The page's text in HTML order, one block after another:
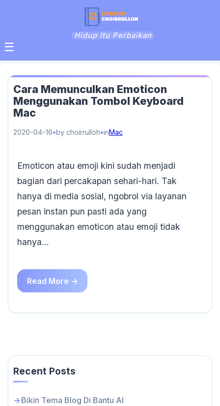
Hidup Itu Perbaikan
☰
Cara Memunculkan Emoticon
Menggunakan Tombol Keyboard
Mac
2020-04-16 by choirrulloh inMac
Emoticon atau emoji kini sudah menjadi
bagian dari percakapan sehari-hari. Tak
hanya di media sosial, ngobrol via layanan
pesan instan pun pasti ada yang
menggunakan emoticon atau emoji tidak
hanya…
Read More →
Recent Posts
Bikin Tema Blog Di Bantu AI